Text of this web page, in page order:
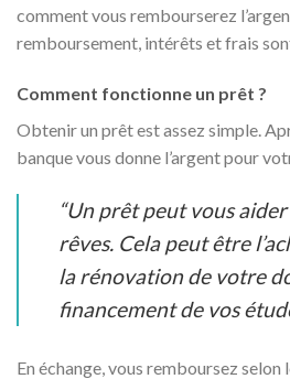
comment vous rembourserez
remboursement, intérêts et frais
Comment fonctionne un prêt ?
Obtenir un prêt est assez simple.
banque vous donne l’argent pour
“Un prêt peut vous
rêves. Cela peut être
la rénovation de votre
financement de vos
En échange, vous remboursez